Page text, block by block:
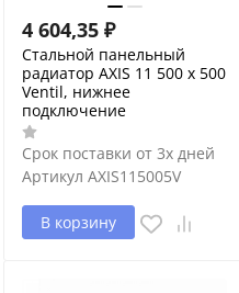
4 604,35 ₽
Стальной панельный
радиатор AXIS 11 500 x 500
Ventil, нижнее
подключение
Срок поставки от 3х дней
Артикул AXIS115005V
В корзину